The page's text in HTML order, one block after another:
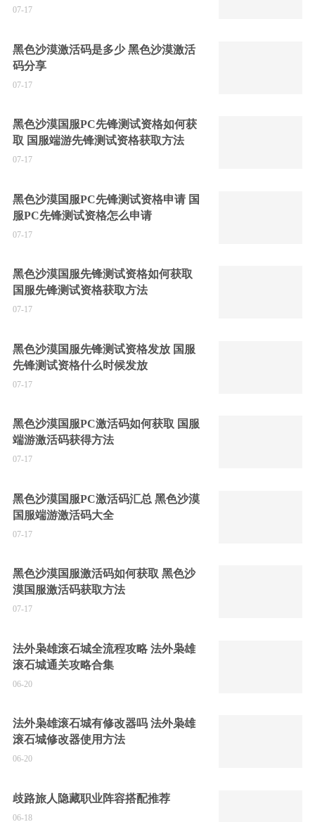
07-17
黑色沙漠激活码是多少 黑色沙漠激活
码分享
07-17
黑色沙漠国服PC先锋测试资格如何获
取 国服端游先锋测试资格获取方法
07-17
黑色沙漠国服PC先锋测试资格申请 国
服PC先锋测试资格怎么申请
07-17
黑色沙漠国服先锋测试资格如何获取
国服先锋测试资格获取方法
07-17
黑色沙漠国服先锋测试资格发放 国服
先锋测试资格什么时候发放
07-17
黑色沙漠国服PC激活码如何获取 国服
端游激活码获得方法
07-17
黑色沙漠国服PC激活码汇总 黑色沙漠
国服端游激活码大全
07-17
黑色沙漠国服激活码如何获取 黑色沙
漠国服激活码获取方法
07-17
法外枭雄滚石城全流程攻略 法外枭雄
滚石城通关攻略合集
06-20
法外枭雄滚石城有修改器吗 法外枭雄
滚石城修改器使用方法
06-20
歧路旅人隐藏职业阵容搭配推荐
06-18